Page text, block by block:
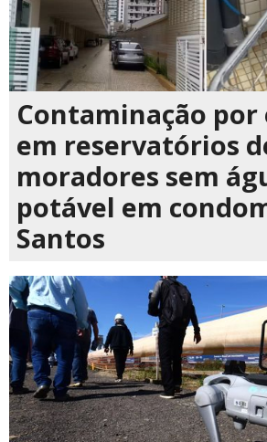
Contaminação por
em reservatórios
moradores sem
potável em
Santos